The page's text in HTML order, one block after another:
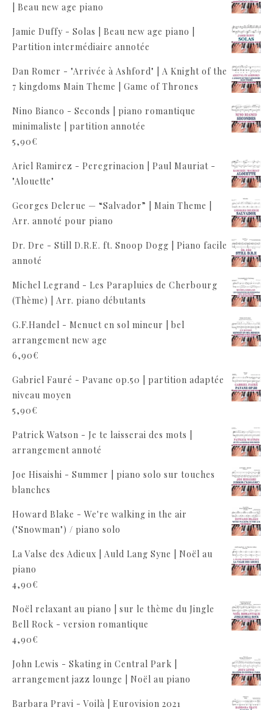
| Beau new age piano
Jamie Duffy - Solas | Beau new age piano |
Partition intermédiaire annotée
Dan Romer - "Arrivée à Ashford" | A Knight of the
7 kingdoms Main Theme | Game of Thrones
Nino Bianco - Seconds | piano romantique
minimaliste | partition annotée
5,90€
Ariel Ramirez - Peregrinacion | Paul Mauriat -
"Alouette"
Georges Delerue — “Salvador” | Main Theme |
Arr. annoté pour piano
Dr. Dre - Still D.R.E. ft. Snoop Dogg | Piano facile
annoté
Michel Legrand - Les Parapluies de Cherbourg
(Thème) | Arr. piano débutants
G.F.Handel - Menuet en sol mineur | bel
arrangement new age
6,90€
Gabriel Fauré - Pavane op.50 | partition adaptée
niveau moyen
5,90€
Patrick Watson - Je te laisserai des mots |
arrangement annoté
Joe Hisaishi - Summer | piano solo sur touches
blanches
Howard Blake - We're walking in the air
("Snowman") / piano solo
La Valse des Adieux | Auld Lang Syne | Noël au
piano
4,90€
Noël relaxant au piano | sur le thème du Jingle
Bell Rock - version romantique
4,90€
John Lewis - Skating in Central Park |
arrangement jazz lounge | Noël au piano
Barbara Pravi - Voilà | Eurovision 2021